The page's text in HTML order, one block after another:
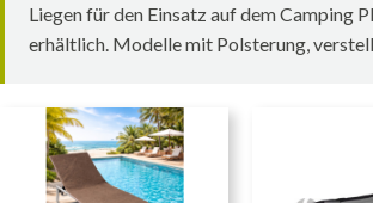
Liegen für den Einsatz auf dem Camping
erhältlich. Modelle mit Polsterung,